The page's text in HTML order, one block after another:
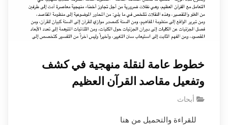
خطوط عامة لنقلة منهجية في كشف
وتفعيل مقاصد القرآن العظيم
أبحاث
للقراءة والتحميل من هنا